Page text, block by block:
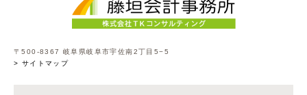
〒500-8367 岐阜県岐阜市宇佐南2丁目5−5
> サイトマップ